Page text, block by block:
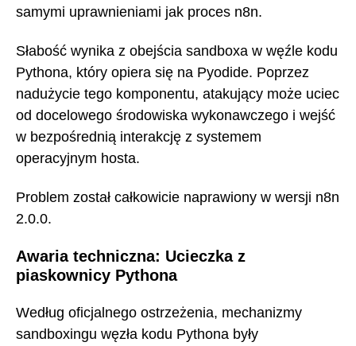
samymi uprawnieniami jak proces n8n.
Słabość wynika z obejścia sandboxa w węźle kodu
Pythona, który opiera się na Pyodide. Poprzez
nadużycie tego komponentu, atakujący może uciec
od docelowego środowiska wykonawczego i wejść
w bezpośrednią interakcję z systemem
operacyjnym hosta.
Problem został całkowicie naprawiony w wersji n8n
2.0.0.
Awaria techniczna: Ucieczka z
piaskownicy Pythona
Według oficjalnego ostrzeżenia, mechanizmy
sandboxingu węzła kodu Pythona były